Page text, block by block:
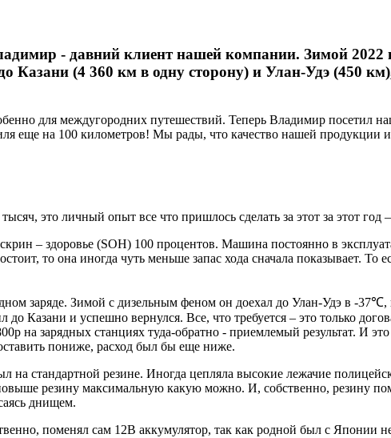
- давний клиент нашей компании. Зимой 2022
Казани (4 360 км в одну сторону) и Улан-Удэ (450
для междугородних путешествий. Теперь Владимир посетил
еще на 100 километров! Мы рады, что качество нашей продукции
это личный опыт все что пришлось сделать за этот за этот год
– здоровье (SOH) 100 процентов. Машина постоянно в
то она иногда чуть меньше запас хода сначала показывает. То
заряде. Зимой с дизельным феном он доехал до Улан-Удэ в -37℃,
Казани и успешно вернулся. Все, что требуется – это только
на зарядных станциях туда-обратно - приемлемый результат. И
пониже, расход был бы еще ниже.
на стандартной резине. Иногда цепляла высокие лежачие
резину максимальную какую можно. И, собственно, резину
днищем.
поменял сам 12В аккумулятор, так как родной был с Японии